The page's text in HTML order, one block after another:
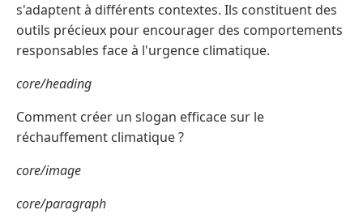
s'adaptent à différents contextes. Ils constituent des
outils précieux pour encourager des comportements
responsables face à l'urgence climatique.
core/heading
Comment créer un slogan efficace sur le
réchauffement climatique ?
core/image
core/paragraph